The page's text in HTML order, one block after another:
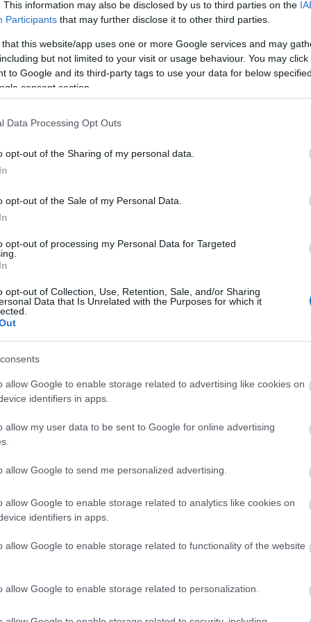
This information may also be disclosed by us to third parties on the
Participants that may further disclose it to other third parties.
that this website/app uses one or more Google services and may
but not limited to your visit or usage behaviour. You may
to Google and its third-party tags to use your data for below
consent section.
Data Processing Opt Outs
opt-out of the Sharing of my personal data.
opt-out of the Sale of my Personal Data.
opt-out of processing my Personal Data for Targeted
opt-out of Collection, Use, Retention, Sale, and/or Sharing
Data that Is Unrelated with the Purposes for which it
allow Google to enable storage related to advertising like cookies on
identifiers in apps.
allow my user data to be sent to Google for online advertising
allow Google to send me personalized advertising.
allow Google to enable storage related to analytics like cookies on
identifiers in apps.
allow Google to enable storage related to functionality of the website
allow Google to enable storage related to personalization.
támogatásával a szabadtéri koncerthelyszínen. Elsőként a
népzenét vegyítő Elán…
TOVÁBB →
PROGRAM NYERTESEI
Berriloom and the Doom, az új Anima-lemezen is éneklő, a
Széchenyi Lili, vagy épp a Dzsúdlóval is featelő
akit pár éve beválogattunk a…
szathmáry ádám
komment
A FIATAL ZENÉSZEK
a szakma elismert producereinek közreműködésével. A
én indult, a nyertesek munkáját…